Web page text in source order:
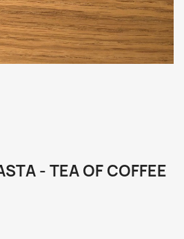
- TEA OF COFFEE